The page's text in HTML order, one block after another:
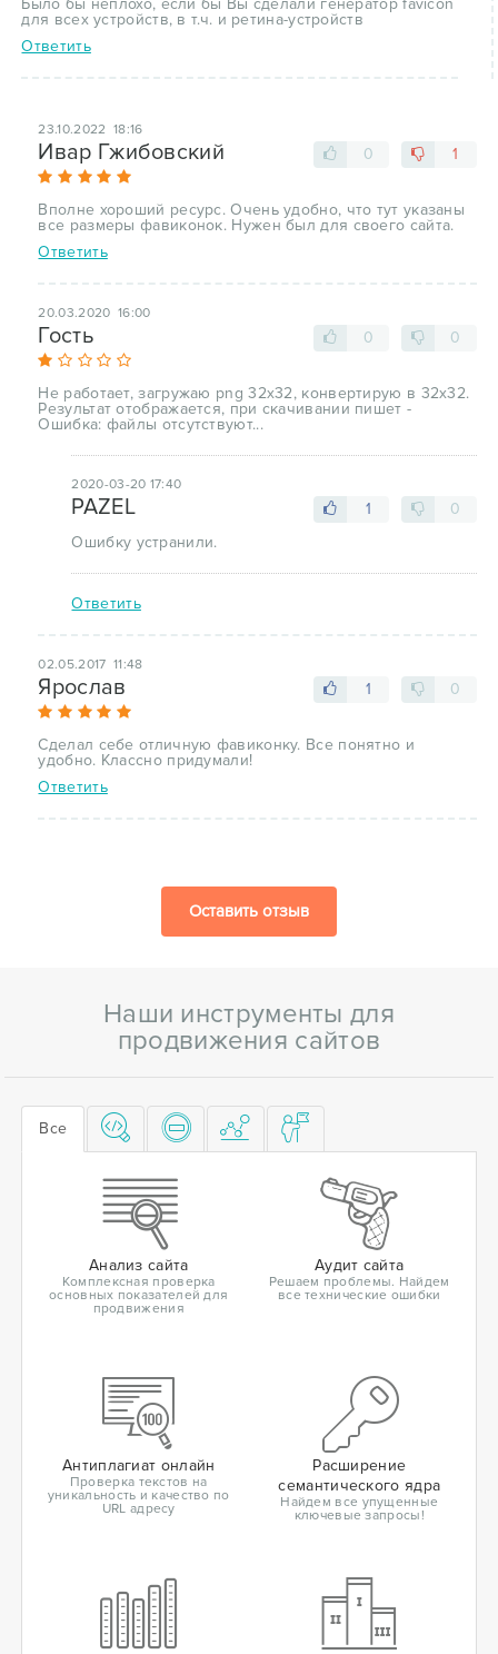
Было бы неплохо, если бы Вы сделали генератор favicon
для всех устройств, в т.ч. и ретина-устройств
Ответить
23.10.2022 18:16
0 1
Ивар Гжибовский
Вполне хороший ресурс. Очень удобно, что тут указаны
все размеры фавиконок. Нужен был для своего сайта.
Ответить
20.03.2020 16:00
0 0
Гость
Не работает, загружаю png 32х32, конвертирую в 32х32.
Результат отображается, при скачивании пишет -
Ошибка: файлы отсутствуют...
2020-03-20 17:40
1 0
PAZEL
Ошибку устранили.
Ответить
02.05.2017 11:48
1 0
Ярослав
Сделал себе отличную фавиконку. Все понятно и
удобно. Классно придумали!
Ответить
Оставить отзыв
Наши инструменты для
продвижения сайтов
Все
Анализ сайта
Комплексная проверка
основных показателей для
продвижения
Аудит сайта
Решаем проблемы. Найдем
все технические ошибки
Антиплагиат онлайн
Проверка текстов на
уникальность и качество по
URL адресу
Расширение
семантического ядра
Найдем все упущенные
ключевые запросы!